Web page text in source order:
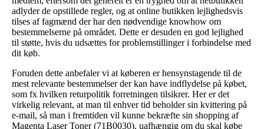
adlyder de opstillede regler, og at online butikken lejlighedsvis
tilses af fagmænd der har den nødvendige knowhow om
bestemmelserne på området. Dette er desuden en god lejlighed
til støtte, hvis du udsættes for problemstillinger i forbindelse med
dit køb.
Foruden dette anbefaler vi at køberen er hensynstagende til de
mest relevante bestemmelser der kan have indflydelse på købet,
som fx hvilken returpolitik forretningen tilsikrer. Her er det
virkelig relevant, at man til enhver tid beholder sin kvittering på
e-mail, så man i fremtiden vil kunne bekræfte sin shopping af
Magenta Laser Toner (71B0030), uafhængig om du skal købe